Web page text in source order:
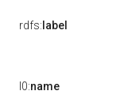
rdfs: label
l0:name